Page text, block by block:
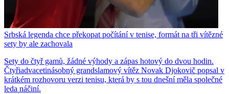
Srbská legenda chce překopat počítání v tenise, formát na tři vítězné
sety by ale zachovala
Sety do čtyř gamů, žádné výhody a zápas hotový do dvou hodin.
Čtyřiadvacetinásobný grandslamový vítěz Novak Djokovič popsal v
krátkém rozhovoru verzi tenisu, která by s tou dnešní měla společné
leda náčiní.